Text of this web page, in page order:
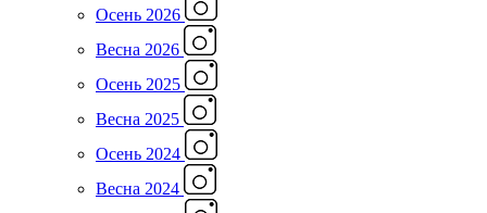
Осень 2026
Весна 2026
Осень 2025
Весна 2025
Осень 2024
Весна 2024